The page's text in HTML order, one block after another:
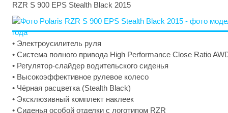
RZR S 900 EPS Stealth Black 2015
• Электроусилитель руля
• Система полного привода High Performance Close Ratio
• Регулятор-слайдер водительского сиденья
• Высокоэффективное рулевое колесо
• Чёрная расцветка (Stealth Black)
• Эксклюзивный комплект наклеек
• Сиденья особой отделки с логотипом RZR